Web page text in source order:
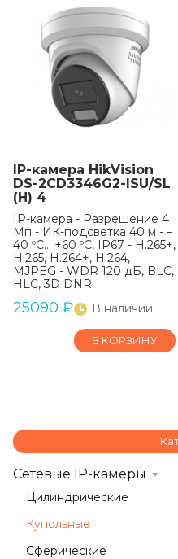
IP-камера HikVision
DS-2CD3346G2-ISU/SL
(H) 4
IP-камера - Разрешение 4
Мп - ИК-подсветка 40 м - –
40 ºC… +60 ºC, IP67 - H.265+,
H.265, H.264+, H.264,
MJPEG - WDR 120 дБ, BLC,
HLC, 3D DNR
25090 ₽ В наличии
В КОРЗИНУ
Сетевые IP-камеры
Цилиндрические
Купольные
Сферические